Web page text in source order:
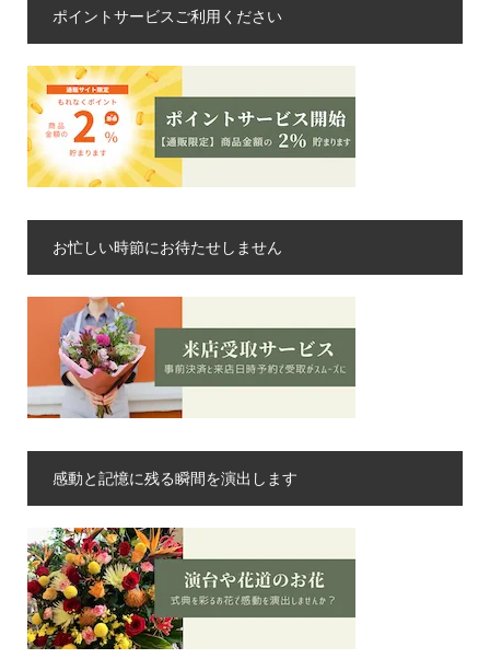
ポイントサービスご利用ください
お忙しい時節にお待たせしません
感動と記憶に残る瞬間を演出します